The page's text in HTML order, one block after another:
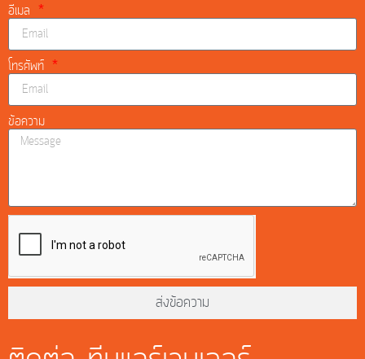
อีเมล
โทรศัพท์
ข้อความ
ส่งข้อความ